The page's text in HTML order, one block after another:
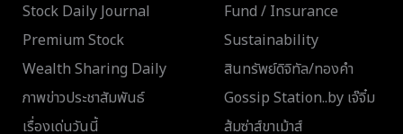
Stock Daily Journal
Premium Stock
Wealth Sharing Daily
ภาพข่าวประชาสัมพันธ์
เรื่องเด่นวันนี้
Fund / Insurance
Sustainability
สินทรัพย์ดิจิทัล/ทองคำ
Gossip Station..by เจ๊จิ๋ม
ส้มซ่าส์ขาเม้าส์